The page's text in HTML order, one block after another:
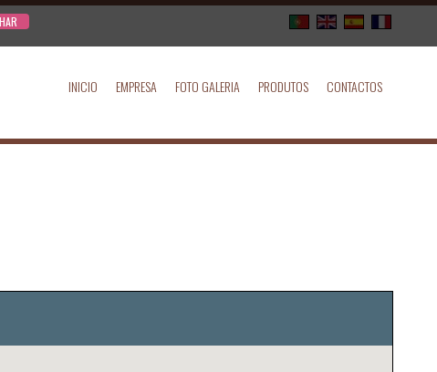
INICIO EMPRESA FOTO GALERIA PRODUTOS CONTACTOS